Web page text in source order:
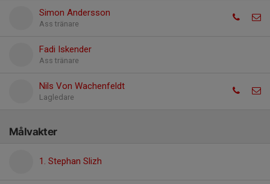
Simon Andersson
Ass tränare
Fadi Iskender
Ass tränare
Nils Von Wachenfeldt
Lagledare
Målvakter
1. Stephan Slizh